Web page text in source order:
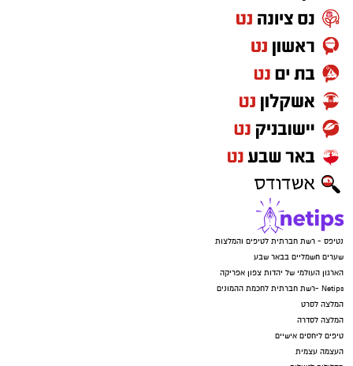
נטיפס - רשת חברתית לטיפים והמלצות
שערים חשמליים בבאר שבע
הארגון העולמי של יהדות צפון אפריקה
Netips -רשת חברתית לחכמת ההמונים
המלצה לסרט
המלצה לסדרה
טיפים ליחסים אישיים
העצמה עצמית